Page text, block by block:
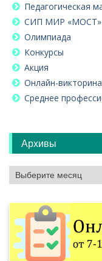
Педагогическая
СИП МИР «МОСТ»
Олимпиада
Конкурсы
Акция
Онлайн-викторина
Среднее
Архивы
Архивы